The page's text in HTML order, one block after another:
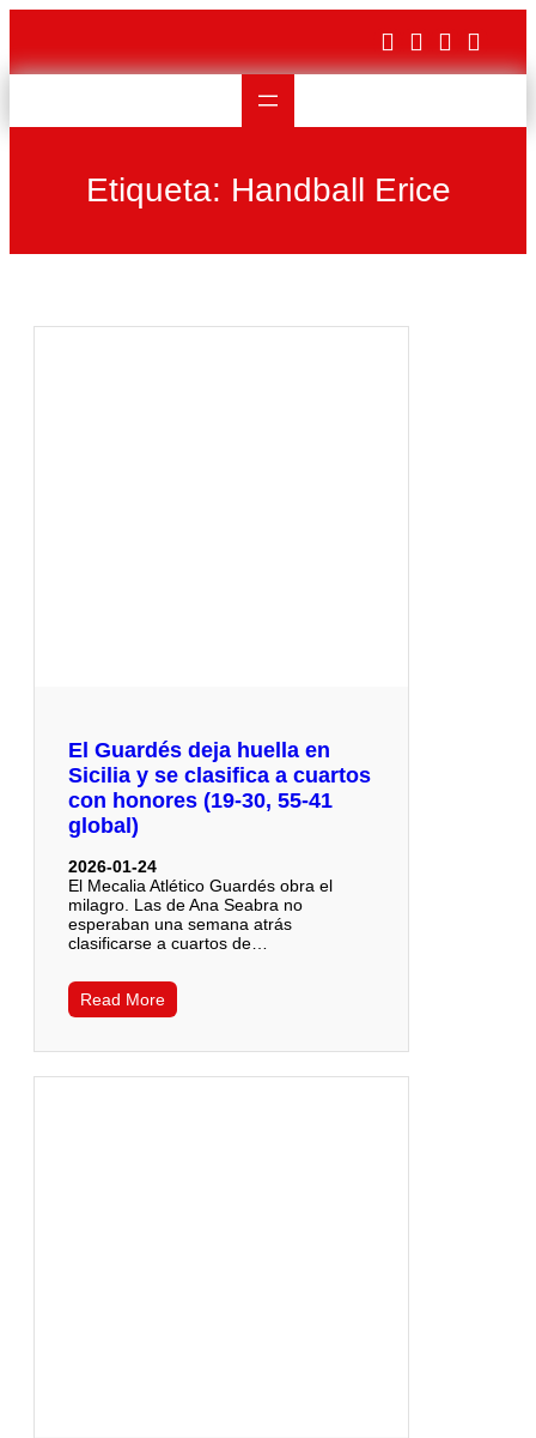
contenido
Etiqueta: Handball Erice
El Guardés deja huella en
Sicilia y se clasifica a cuartos
con honores (19-30, 55-41
global)
2026-01-24
El Mecalia Atlético Guardés obra el
milagro. Las de Ana Seabra no
esperaban una semana atrás
clasificarse a cuartos de…
Read More